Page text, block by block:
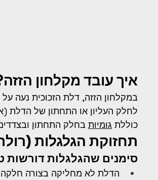
איך עובד מקלחון
במקלחון הזזה, דלת הזכוכית נעה
לחלק העליון או התחתון של הדלת
כוללת גומיות בחלק התחתון
תחזוקת הגלגלות
סימנים שהגלגלות דורשות
הדלת לא מחליקה בצורה